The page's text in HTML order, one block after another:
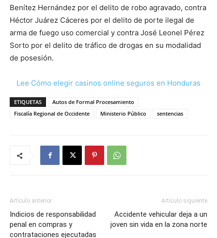
Benítez Hernández por el delito de robo agravado, contra
Héctor Juárez Cáceres por el delito de porte ilegal de
arma de fuego uso comercial y contra José Leonel Pérez
Sorto por el delito de tráfico de drogas en su modalidad
de posesión.
Lee Cómo elegir casinos online seguros en Honduras
ETIQUETAS
Autos de Formal Procesamiento
Fiscalía Regional de Occidente
Ministerio Público sentencias
Artículo anterior
Indicios de responsabilidad
penal en compras y
contrataciones ejecutadas
Artículo siguiente
Accidente vehicular deja a un
joven sin vida en la zona norte